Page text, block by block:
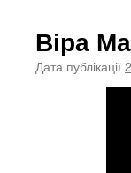
Віра
Дата публікації